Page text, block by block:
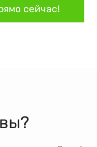
сейчас!